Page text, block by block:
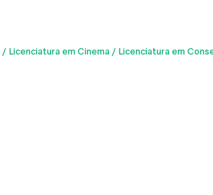
Licenciatura em Cinema Licenciatura em